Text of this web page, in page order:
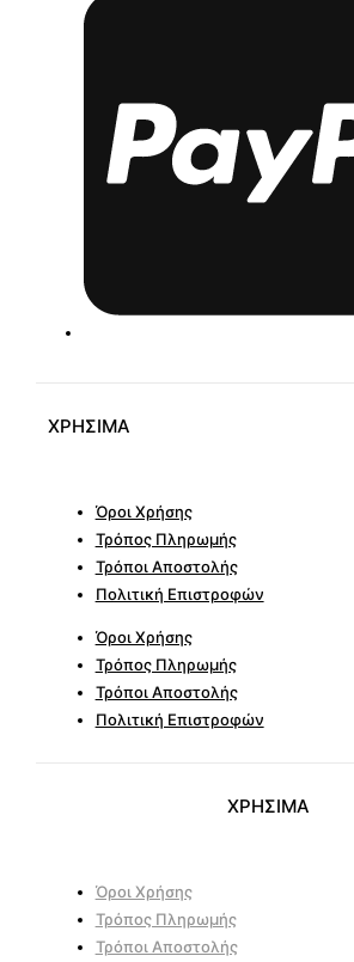
ΧΡΗΣΙΜΑ
Όροι Χρήσης
Τρόπος Πληρωμής
Τρόποι Αποστολής
Πολιτική Επιστροφών
Όροι Χρήσης
Τρόπος Πληρωμής
Τρόποι Αποστολής
Πολιτική Επιστροφών
ΧΡΗΣΙΜΑ
Όροι Χρήσης
Τρόπος Πληρωμής
Τρόποι Αποστολής